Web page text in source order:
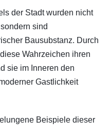
der Stadt wurden nicht
sind
Bausubstanz. Durch
Wahrzeichen ihren
sie im Inneren den
Gastlichkeit
Beispiele dieser